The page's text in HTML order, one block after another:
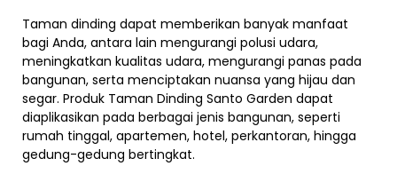
Taman dinding dapat memberikan banyak manfaat
bagi Anda, antara lain mengurangi polusi udara,
meningkatkan kualitas udara, mengurangi panas pada
bangunan, serta menciptakan nuansa yang hijau dan
segar. Produk Taman Dinding Santo Garden dapat
diaplikasikan pada berbagai jenis bangunan, seperti
rumah tinggal, apartemen, hotel, perkantoran, hingga
gedung-gedung bertingkat.